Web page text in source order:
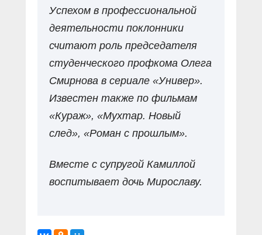
Успехом в профессиональной
деятельности поклонники
считают роль председателя
студенческого профкома Олега
Смирнова в сериале «Универ».
Известен также по фильмам
«Кураж», «Мухтар. Новый
след», «Роман с прошлым».
Вместе с супругой Камиллой
воспитывает дочь Мирославу.